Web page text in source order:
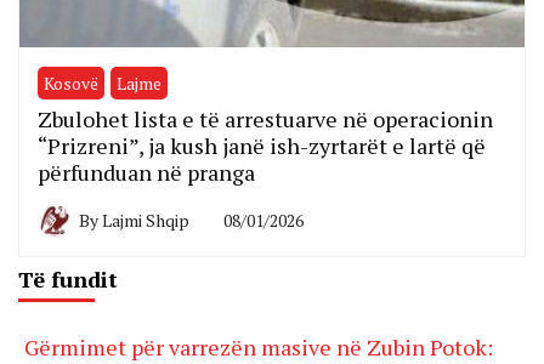
Kosovë Lajme
Zbulohet lista e të arrestuarve në operacionin
“Prizreni”, ja kush janë ish-zyrtarët e lartë që
përfunduan në pranga
ByLajmi Shqip 08/01/2026
Të fundit
Gërmimet për varrezën masive në Zubin Potok: